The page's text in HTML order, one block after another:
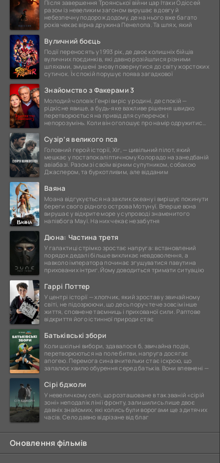
Після завершення Троянської війни цар Ітаки Одіссей
разом із невеликим загоном вирушає в довгу й
небезпечну подорож додому, де на нього вже багато
років чекає вірна дружина Пенелопа. Та шлях, який
Вуличний боєць
Події переносять у 1993 рік, де двоє колишніх бійців
вуличних поєдинків, які давно розійшлися різними
шляхами, змушені знову повернутися до світу жорстоких
сутичок. Їх спокій порушує поява загадкової
Знайомство з Факерами 3
Молодий чоловік Генрі виріс у родині, де спокій —
рідкісне явище, а будь-яке важливе рішення швидко
перетворюється на привід для суперечок і
непорозумінь. Коли він оголошує про намір одружитися,
Сузір’я великого пса
Головний герой історії, Хіг, — цивільний пілот, який
мешкає у постапокаліптичному Колорадо на занедбаній
авіабазі. Разом зі своїм вірним супутником, собакою
Джаспером, та буркотливим, але відданим
Ваяна
Моана відгукується на заклик океану і вирішує покинути
береги свого рідного острова Мотунуї. Вперше вона
вирушає у відкрите море у супроводі знаменитого
напівбога Мауї. На них чекає незабутня
Дюна: Частина третя
У галактиці стрімко зростає напруга: встановлений
порядок дедалі більше викликає невдоволення, а
навколо імператора починає згущуватися павутина
прихованих інтриг. Йому доводиться тримати ситуацію
Гаррі Поттер
У центрі історії — хлопчик, який зростав у звичайному
світі, не підозрюючи, що десь поруч тече зовсім інше
життя, сповнене таємниць і прихованої сили. Раптове
відкриття його істинної природи стає
Батьківські збори
Коли шкільні вибори, здавалося б, звичайна подія,
перетворюються на поле битви, напруга досягає
апогею. Перемога сина вчительки стає іскрою, що
запалює хвилю обурення серед батьків. Вони впевнені —
Сірі бджоли
У невеличкому селі, що розташоване в так званій «сірій
зоні» неподалік лінії фронту, залишились лише двоє
давніх знайомих, які колись були ворогами ще з дитячих
часів. Село давно відрізане від благ
Оновлення фільмів